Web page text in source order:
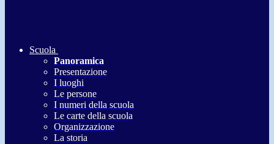
Scuola
Panoramica
Presentazione
I luoghi
Le persone
I numeri della scuola
Le carte della scuola
Organizzazione
La storia